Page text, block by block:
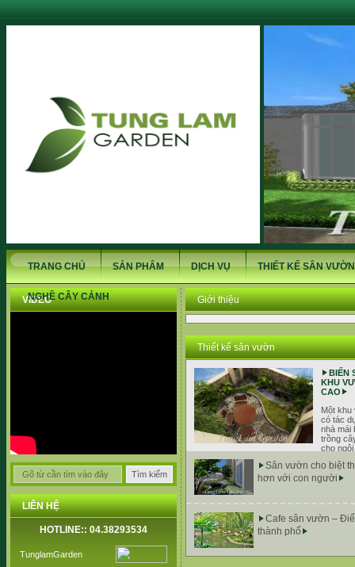
TRANG CHỦ SẢN PHẨM DỊCH VỤ THIẾT KẾ SÂN VƯỜN
NGHỀ CÂY CẢNH
VIDEO
LIÊN HỆ
HOTLINE:: 04.38293534
TunglamGarden
Giới thiệu
Thiết kế sân vườn
BIẾN
KHU
CAO
Một
có tác
nhà mái
trồng
cho
người thường sử dụng vườn treo
Sân vườn cho biệt
hơn với con người
Cafe sân vườn –
thành phố